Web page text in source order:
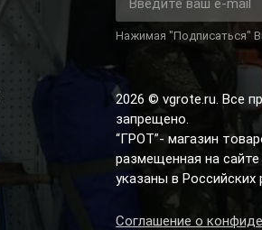
Нажимая "Подписаться"
2026 © vgrote.ru. Все
запрещено.
“ГРОТ”- магазин
размещенная на
указаны в Российских
Соглашение о